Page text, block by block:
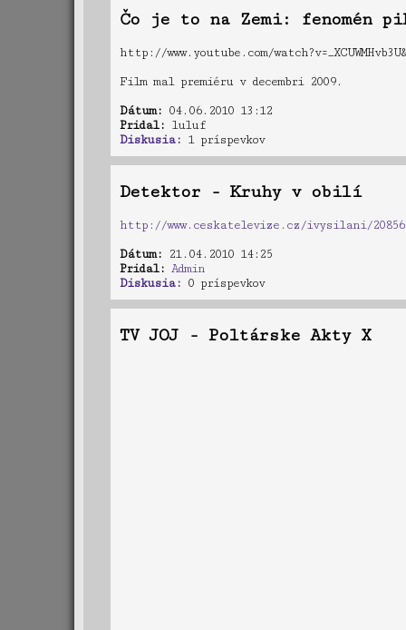
Čo je to na Zemi: fenomén
http://www.youtube.com/
Film mal premiéru v decembri 2009.
Dátum: 04.06.2010 13:12
Pridal: luluf
Diskusia: 1 príspevkov
Detektor - Kruhy v obilí
http://www.ceskatelevize.cz/ivysilani/
Dátum: 21.04.2010 14:25
Pridal: Admin
Diskusia: 0 príspevkov
TV JOJ - Poltárske Akty X